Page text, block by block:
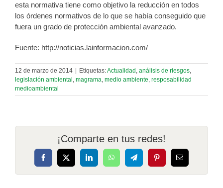
esta normativa tiene como objetivo la reducción en todos
los órdenes normativos de lo que se había conseguido que
fuera un grado de protección ambiental avanzado.
Fuente: http://noticias.lainformacion.com/
12 de marzo de 2014 Etiquetas:Actualidad , análisis de riesgos,
legislación ambiental , magrama, medio ambiente, resposabilidad
medioambiental
¡Comparte en tus redes!
Facebook
X LinkedInWhatsAppTelegramPinterestCorreo
electrónico